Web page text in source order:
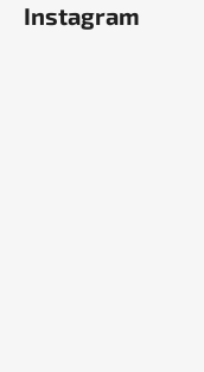
Instagram